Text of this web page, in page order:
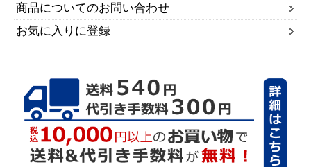
商品についてのお問い合わせ
お気に入りに登録